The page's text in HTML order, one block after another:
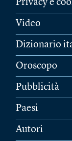
Privacy e
Video
Dizionario
Oroscopo
Pubblicità
Paesi
Autori